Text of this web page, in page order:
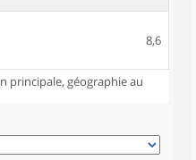
8,6
principale, géographie au